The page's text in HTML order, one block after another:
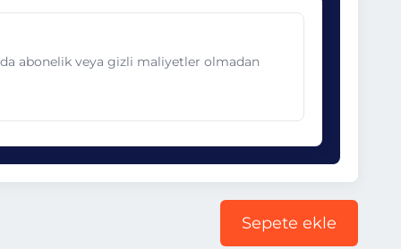
abonelik veya gizli maliyetler olmadan
Sepete ekle